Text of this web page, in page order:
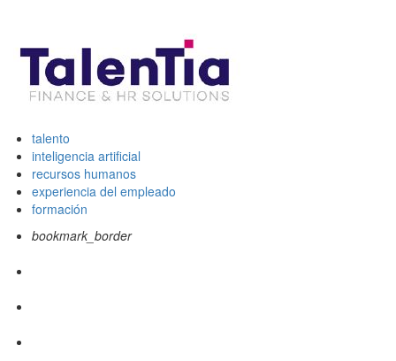
talento
inteligencia artificial
recursos humanos
experiencia del empleado
formación
bookmark_border